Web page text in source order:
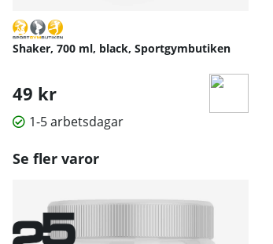
Shaker, 700 ml, black, Sportgymbutiken
49 kr
1-5 arbetsdagar
Se fler varor